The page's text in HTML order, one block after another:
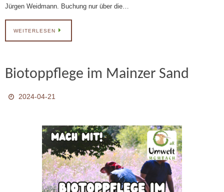
Jürgen Weidmann. Buchung nur über die…
WEITERLESEN
Biotoppflege im Mainzer Sand
2024-04-21